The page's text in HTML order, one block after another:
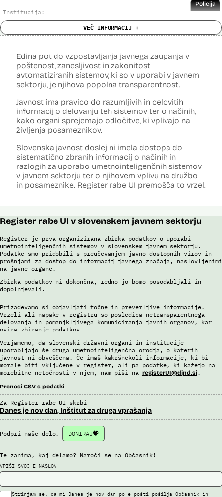
Institucija:
Policija
Cena: 136.701,00 € z DDV
Analiza učinka na osebne podatke opravljena:
Posodobljeno: 3. december 2024
S pomočjo sistema policija ugotavlja identiteto in registrira ilegalne
zavrnitve vstopa. S sistemom zajemajo izjave tujcev, njihove listine,
obrazne fotografije v času postopka ter prstne odtise. Sistem
podatke preverja v bazah podatkov policije (evidence prekrškov in
evidence dogodkov), evidenci iskanih oseb, Schengenskem
informacijskem sistemu, Vizumskem informacijskem sistemu in bazah
S sistemom AFIS (Automated Fingerprint Identification System /
Sistem za avtomatizirano identifikacijo prstnih odtisov), ki temelji na
uporabi algoritmov za izdelavo in iskanje biometričnih razpoznavnih
znakov, je omogočena primerjava in iskanje prstnih odtisov.
Brošura 60 let informacijsko telekomunikacijskega sistema policije
Odgovor na zahtevo za dostop do informacij javnega značaja
VEČ INFORMACIJ +
Edina pot do vzpostavljanja javnega zaupanja v
poštenost, zanesljivost in zakonitost
avtomatiziranih sistemov, ki so v uporabi v javnem
sektorju, je njihova popolna transparentnost.
Javnost ima pravico do razumljivih in celovitih
informacij o delovanju teh sistemov ter o načinih,
kako organi sprejemajo odločitve, ki vplivajo na
življenja posameznikov.
Slovenska javnost doslej ni imela dostopa do
sistematično zbranih informacij o načinih in
razlogih za uporabo umetnointeligenčnih sistemov
v javnem sektorju ter o njihovem vplivu na družbo
in posameznike. Register rabe UI premošča to vrzel.
Register rabe UI v slovenskem javnem sektorju
Register je prva organizirana zbirka podatkov o uporabi
umetnointeligenčnih sistemov v slovenskem javnem sektorju.
Podatke smo pridobili s preučevanjem javno dostopnih virov in
prošnjami za dostop do informacij javnega značaja, naslovljenimi
na javne organe.
Zbirka podatkov ni dokončna, redno jo bomo posodabljali in
dopolnjevali.
Prizadevamo si objavljati točne in preverljive informacije.
Vrzeli ali napake v registru so posledica netransparentnega
delovanja in pomanjkljivega komuniciranja javnih organov, kar
ovira zbiranje podatkov.
Verjamemo, da slovenski državni organi in institucije
uporabljajo še druga umetnointeligenčna orodja, o katerih
javnost ni obveščena. Če imaš kakršnekoli informacije, ki bi
morale biti vključene v register, ali pa podatke, ki kažejo na
morebitne netočnosti v njem, nam piši na registerUI@djnd.si.
Prenesi CSV s podatki
Za Register rabe UI skrbi
Danes je nov dan, Inštitut za druga vprašanja
Podpri naše delo. DONIRAJ
Te zanima, kaj delamo? Naroči se na Občasnik!
VPIŠI SVOJ E-NASLOV
Strinjam se, da mi Danes je nov dan po e-pošti pošilja Občasnik in